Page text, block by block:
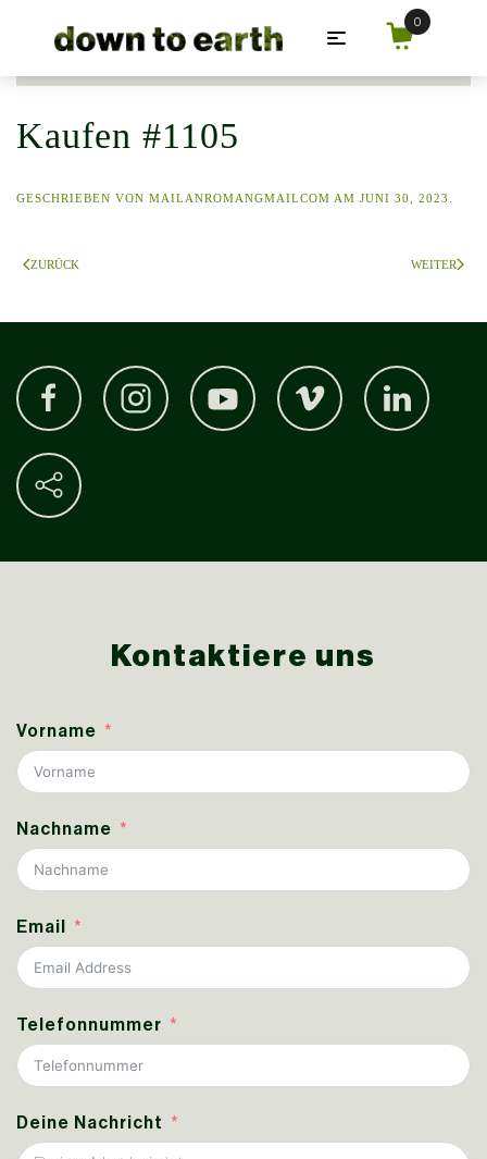
Zum Hauptinhalt springen
Kaufen #1105
GESCHRIEBEN VON MAILANROMANGMAILCOM AM JUNI 30, 2023
ZURÜCK WEITER
Kontaktiere uns
Vorname
Nachname
Email
Telefonnummer
Deine Nachricht